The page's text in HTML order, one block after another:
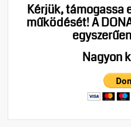
vább,
NATO!
Kérjük, támogassa
működését!A
Nagyon